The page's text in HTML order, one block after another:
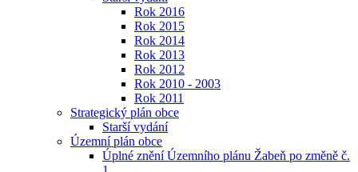
Rok 2016
Rok 2015
Rok 2014
Rok 2013
Rok 2012
Rok 2010 - 2003
Rok 2011
Strategický plán obce
Starší vydání
Územní plán obce
Úplné znění Územního plánu Žabeň po změně č.